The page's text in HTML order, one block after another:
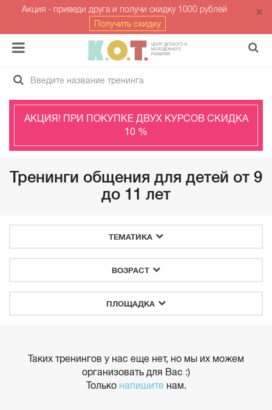
Акция - приведи друга и получи скидку 1000 рублей
Получить скидку
ЦЕНТР ДЕТСКОГО И
МОЛОДЁЖНОГО
РАЗВИТИЯ
АКЦИЯ! ПРИ ПОКУПКЕ ДВУХ КУРСОВ СКИДКА
10 %
Тренинги общения для детей от 9
до 11 лет
ТЕМАТИКА
ВОЗРАСТ
ПЛОЩАДКА
Таких тренингов у нас еще нет, но мы их можем
организовать для Вас :)
Только напишите нам.